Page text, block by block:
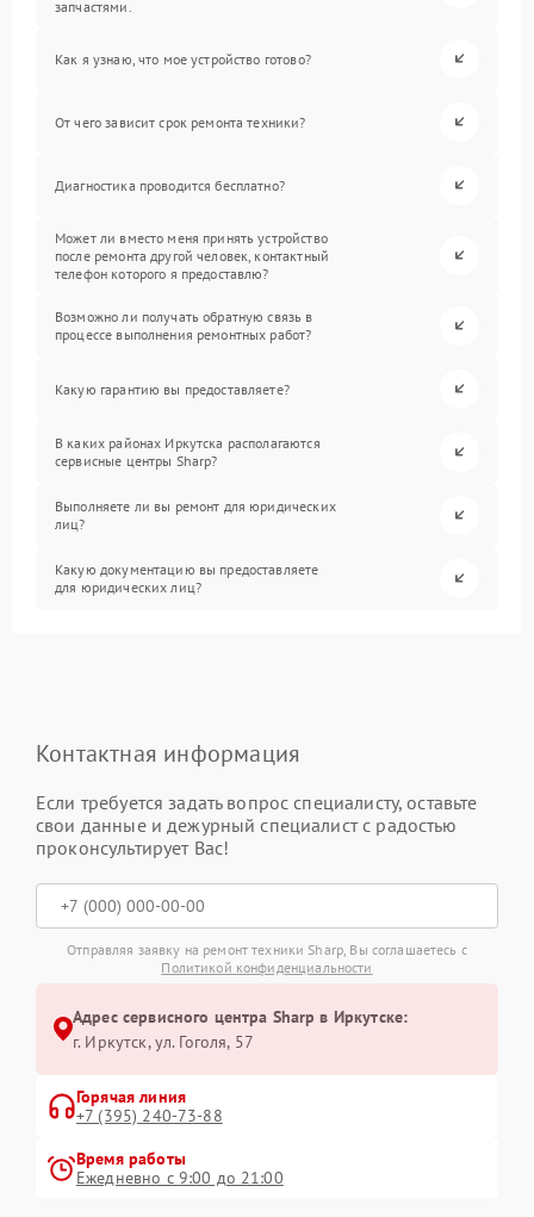
запчастями.
Как я узнаю, что мое устройство готово?
От чего зависит срок ремонта техники?
Диагностика проводится бесплатно?
Может ли вместо меня принять устройство
после ремонта другой человек, контактный
телефон которого я предоставлю?
Возможно ли получать обратную связь в
процессе выполнения ремонтных работ?
Какую гарантию вы предоставляете?
В каких районах Иркутска располагаются
сервисные центры Sharp?
Выполняете ли вы ремонт для юридических
лиц?
Какую документацию вы предоставляете
для юридических лиц?
Контактная информация
Если требуется задать вопрос специалисту, оставьте
свои данные и дежурный специалист с радостью
проконсультирует Вас!
Отправляя заявку на ремонт техники Sharp, Вы соглашаетесь с
Политикой конфиденциальности
Адрес сервисного центра Sharp в Иркутске:
г. Иркутск, ул. ​Гоголя, 57
Горячая линия
+7 (395) 240-73-88
Время работы
Ежедневно с 9:00 до 21:00